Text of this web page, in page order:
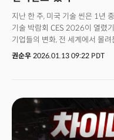
지난 한 주, 미국 기술 씬은 1년
기술 박람회 CES 2026이 열렸
기업들의 변화, 전 세계에서 몰
정보의 홍수 속을 헤엄치다 나오
만난 게리 샤피로 CTA CEO에
대답은 이랬습니다. "CES는 아이
먹어보기 전에는 모른다."올해
개로는 절대 전달되지 않는 변
권순우 2026.01.13 09:22 PDT